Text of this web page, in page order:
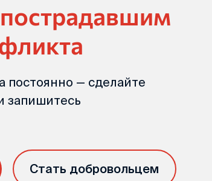
— сделайте
запишитесь
Стать добровольцем